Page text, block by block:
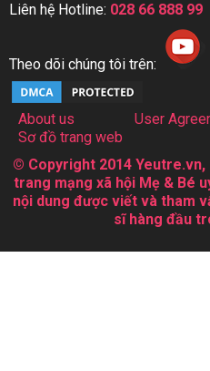
Liên hệ Hotline: 028 66 888 99
Theo dõi chúng tôi trên:
About us User
Sơ đồ trang web
© Copyright 2014
trang mạng xã hội Mẹ & Bé
nội dung được viết và tham
sĩ hàng đầu